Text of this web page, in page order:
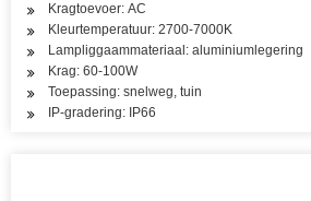
Kragtoevoer: AC
Kleurtemperatuur: 2700-7000K
Lampliggaammateriaal: aluminiumlegering
Krag: 60-100W
Toepassing: snelweg, tuin
IP-gradering: IP66